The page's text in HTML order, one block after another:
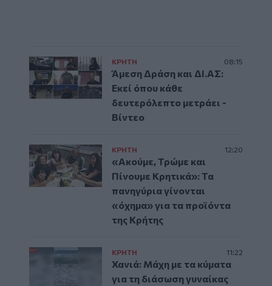
ΚΡΗΤΗ 08:15
Άμεση Δράση και ΔΙ.ΑΣ:
Εκεί όπου κάθε
δευτερόλεπτο μετράει -
Βίντεο
ΚΡΗΤΗ 12:20
«Ακούμε, Τρώμε και
Πίνουμε Κρητικά»: Τα
πανηγύρια γίνονται
«όχημα» για τα προϊόντα
της Κρήτης
ΚΡΗΤΗ 11:22
Χανιά: Μάχη με τα κύματα
για τη διάσωση γυναίκας